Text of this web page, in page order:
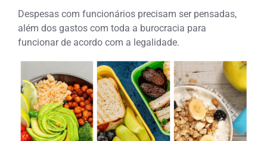
Despesas com funcionários precisam ser pensadas,
além dos gastos com toda a burocracia para
funcionar de acordo com a legalidade.